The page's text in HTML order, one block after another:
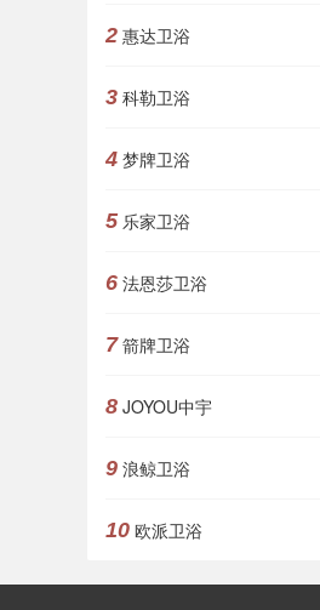
2 惠达卫浴
3 科勒卫浴
4 梦牌卫浴
5 乐家卫浴
6 法恩莎卫浴
7 箭牌卫浴
8 JOYOU中宇
9 浪鲸卫浴
10 欧派卫浴